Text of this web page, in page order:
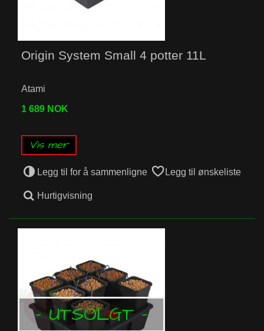
Origin System Small 4 potter 11L
Atami
1 689 NOK
Vis mer
Legg til for å sammenligne Legg til ønskeliste
Hurtigvisning
- UTSOLGT -